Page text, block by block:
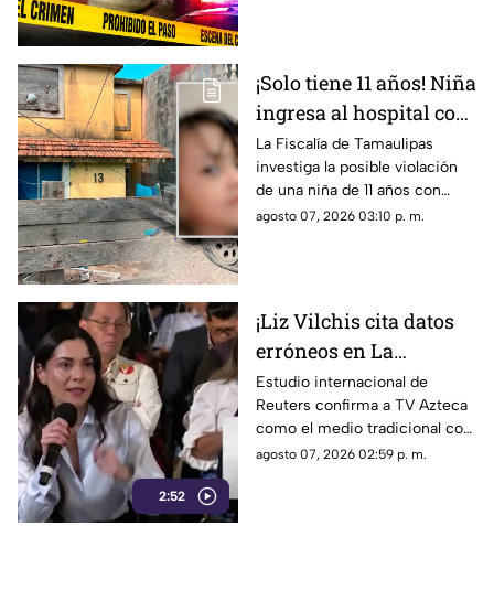
¡Solo tiene 11 años! Niña
ingresa al hospital con
más de 5 meses de
embarazo: autoridades
investigan familiares
La Fiscalía de Tamaulipas
investiga la posible violación
de una niña de 11 años con
cinco meses de embarazo en
agosto 07, 2026 03:10 p. m.
2:52
¡Liz Vilchis cita datos
erróneos en La
Mañanera: Estudio de
Reuters confirma
liderazgo de TV Azteca
en alcance y
Estudio internacional de
Reuters confirma a TV Azteca
como el medio tradicional con
mayor alcance y credibilidad
agosto 07, 2026 02:59 p. m.